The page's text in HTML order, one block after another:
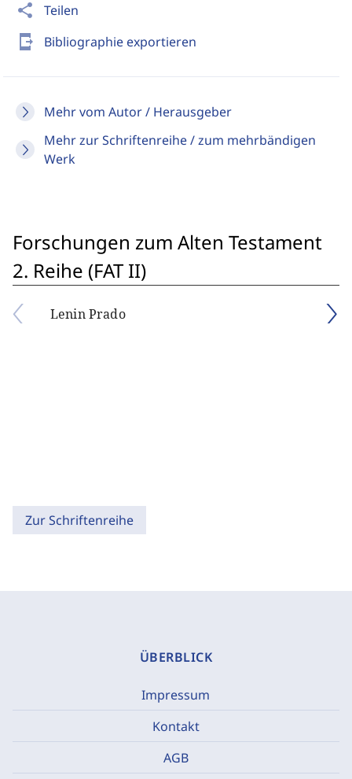
share Teilen
send_to_mobile Bibliographie exportieren
Mehr vom Autor / Herausgeber
Mehr zur Schriftenreihe / zum mehrbändigen
Werk
Forschungen zum Alten Testament
2. Reihe (FAT II)
Lenin Prado
Zur Schriftenreihe
ÜBERBLICK
Impressum
Kontakt
AGB